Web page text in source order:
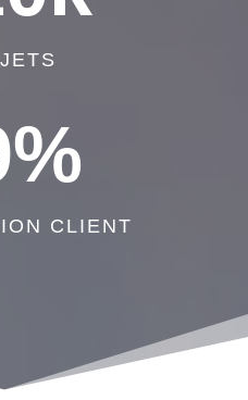
%
CLIENT